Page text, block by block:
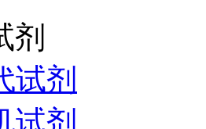
剂
试剂
试剂